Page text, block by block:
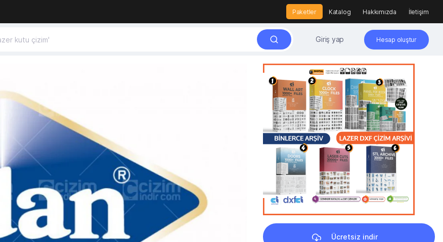
Paketler Katalog Hakkımızda İletişim
Giriş yap Hesap oluştur
Ücretsiz indir